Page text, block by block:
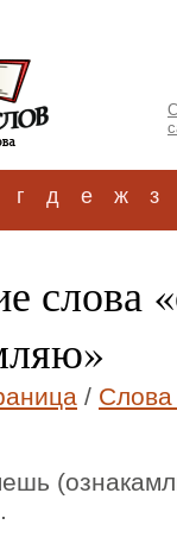
г д е ж з
слова
/ Слова